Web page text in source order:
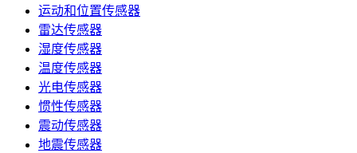
运动和位置传感器
雷达传感器
湿度传感器
温度传感器
光电传感器
惯性传感器
震动传感器
地震传感器